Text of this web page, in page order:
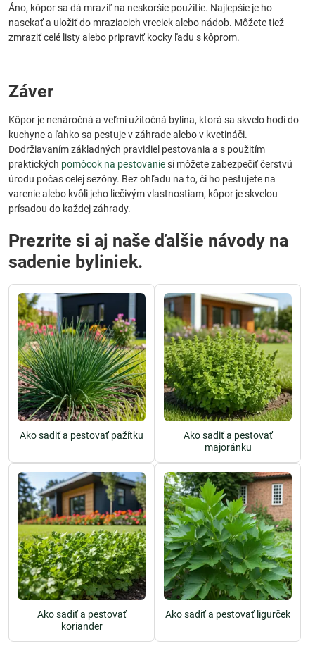
Áno, kôpor sa dá mraziť na neskoršie použitie. Najlepšie je ho
nasekať a uložiť do mraziacich vreciek alebo nádob. Môžete tiež
zmraziť celé listy alebo pripraviť kocky ľadu s kôprom.
Záver
Kôpor je nenáročná a veľmi užitočná bylina, ktorá sa skvelo hodí do
kuchyne a ľahko sa pestuje v záhrade alebo v kvetináči.
Dodržiavaním základných pravidiel pestovania a s použitím
praktických pomôcok na pestovaniesi môžete zabezpečiť čerstvú
úrodu počas celej sezóny. Bez ohľadu na to, či ho pestujete na
varenie alebo kvôli jeho liečivým vlastnostiam, kôpor je skvelou
prísadou do každej záhrady.
Prezrite si aj naše ďalšie návody na
sadenie byliniek.
Ako sadiť a pestovať pažítku
Ako sadiť a pestovať
majoránku
Ako sadiť a pestovať
koriander
Ako sadiť a pestovať ligurček